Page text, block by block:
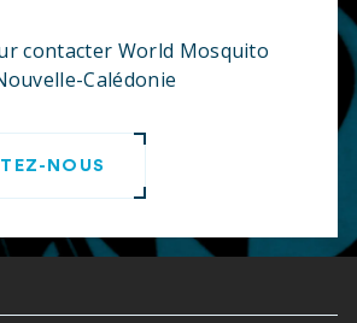
contacter World Mosquito
Calédonie
NOUS